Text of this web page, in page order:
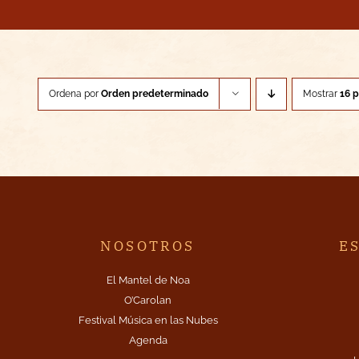
Ordena por Orden predeterminado Mostrar 16
NOSOTROS
El Mantel de Noa
O’Carolan
Festival Música en las Nubes
Agenda